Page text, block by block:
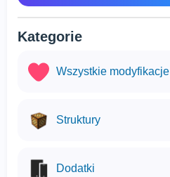
Kategorie
Wszystkie modyfikacje
Struktury
Dodatki